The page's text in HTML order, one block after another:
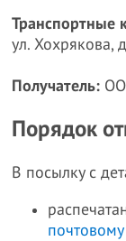
Транспортные
ул. Хохрякова,
Получатель:
Порядок
В посылку с